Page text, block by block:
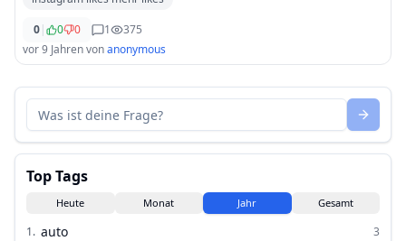
mit dieser Seite bzw. Erfahrung gemacht . Danke vo
0| 0 0 1
375
vor 9 Jahrenvonanonymous
Top Tags
Heute Monat Jahr Gesamt
1. auto
3